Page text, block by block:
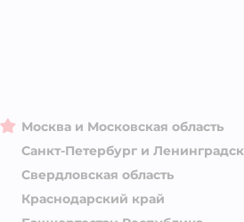
Москва и Московская область
Санкт-Петербург и
Свердловская область
Краснодарский край